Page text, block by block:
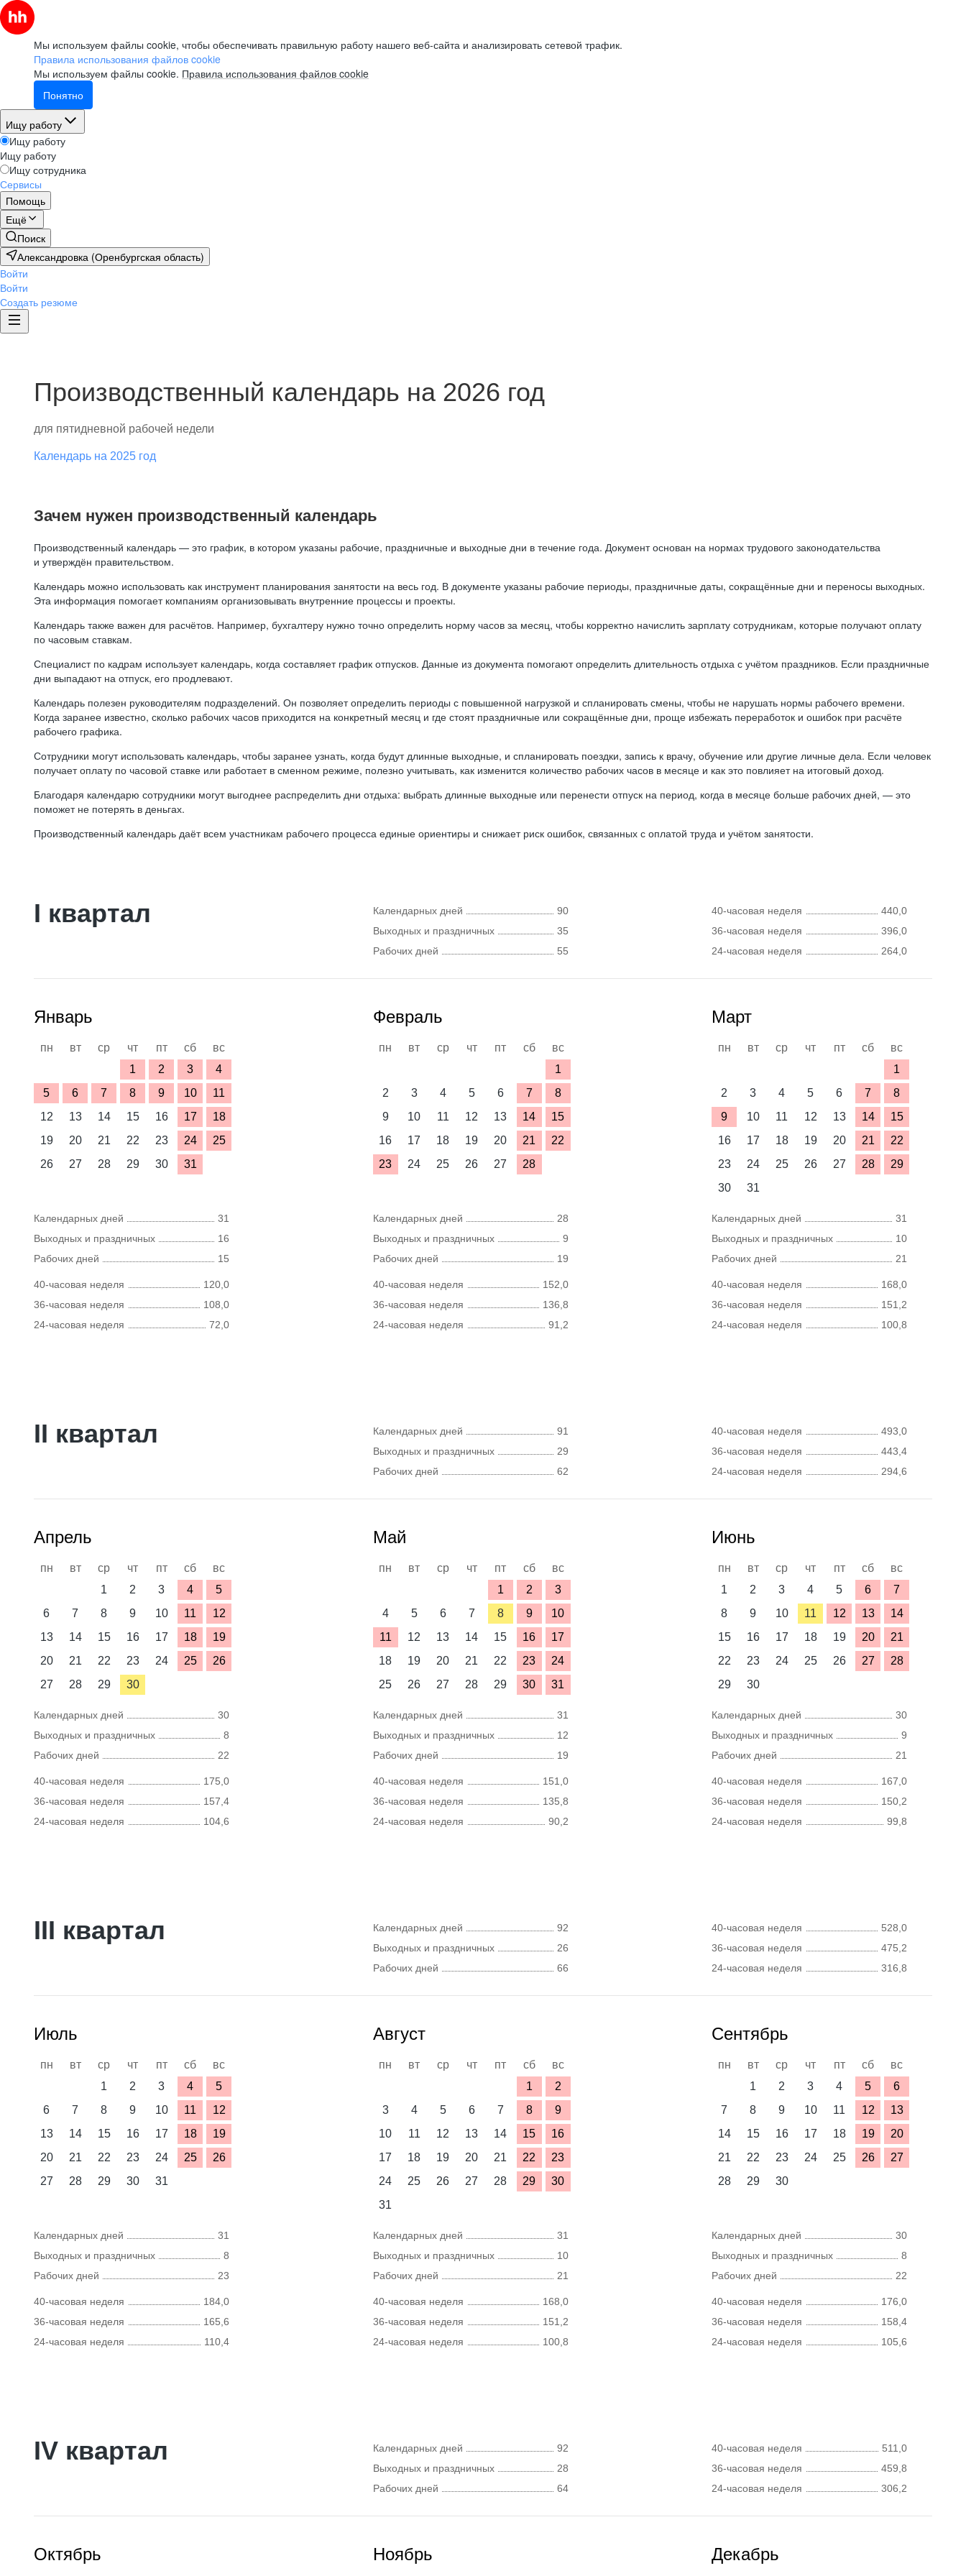
Мы используем файлы cookie, чтобы обеспечивать правильную работу нашего веб-сайта и анализировать сетевой трафик.
Правила использования файлов cookie
Мы используем файлы cookie. Правила использования файлов cookie
Понятно
Ищу работу
Ищу работу
Ищу работу
Ищу сотрудника
Сервисы
Помощь
Ещё
Поиск
Александровка (Оренбургская область)
Войти
Войти
Создать резюме
Производственный календарь на 2026 год
для пятидневной рабочей недели
Календарь на 2025 год
Зачем нужен производственный календарь
Производственный календарь — это график, в котором указаны рабочие, праздничные и выходные дни в течение года. Документ основан на нормах трудового законодательства
и утверждён правительством.
Календарь можно использовать как инструмент планирования занятости на весь год. В документе указаны рабочие периоды, праздничные даты, сокращённые дни и переносы выходных.
Эта информация помогает компаниям организовывать внутренние процессы и проекты.
Календарь также важен для расчётов. Например, бухгалтеру нужно точно определить норму часов за месяц, чтобы корректно начислить зарплату сотрудникам, которые получают оплату
по часовым ставкам.
Специалист по кадрам использует календарь, когда составляет график отпусков. Данные из документа помогают определить длительность отдыха с учётом праздников. Если праздничные
дни выпадают на отпуск, его продлевают.
Календарь полезен руководителям подразделений. Он позволяет определить периоды с повышенной нагрузкой и спланировать смены, чтобы не нарушать нормы рабочего времени.
Когда заранее известно, сколько рабочих часов приходится на конкретный месяц и где стоят праздничные или сокращённые дни, проще избежать переработок и ошибок при расчёте
рабочего графика.
Сотрудники могут использовать календарь, чтобы заранее узнать, когда будут длинные выходные, и спланировать поездки, запись к врачу, обучение или другие личные дела. Если человек
получает оплату по часовой ставке или работает в сменном режиме, полезно учитывать, как изменится количество рабочих часов в месяце и как это повлияет на итоговый доход.
Благодаря календарю сотрудники могут выгоднее распределить дни отдыха: выбрать длинные выходные или перенести отпуск на период, когда в месяце больше рабочих дней, — это
поможет не потерять в деньгах.
Производственный календарь даёт всем участникам рабочего процесса единые ориентиры и снижает риск ошибок, связанных с оплатой труда и учётом занятости.
I квартал Календарных дней
90
Выходных и праздничных
35
Рабочих дней
55
40-часовая неделя
440,0
36-часовая неделя
396,0
24-часовая неделя
264,0
Январь
пн вт ср чт пт сб
вс
1
2 3
4
5
6 7 8 9 10
11
12
13 14 15 16 17
18
19
20 21 22 23 24
25
26
27 28 29 30 31
Календарных дней
31
Выходных и праздничных
16
Рабочих дней
15
40-часовая неделя
120,0
36-часовая неделя
108,0
24-часовая неделя
72,0
Февраль
пн вт ср чт пт сб
вс
1
2
3 4 5 6 7
8
9
10 11 12 13 14
15
16
17 18 19 20 21
22
23
24 25 26 27 28
Календарных дней
28
Выходных и праздничных
9
Рабочих дней
19
40-часовая неделя
152,0
36-часовая неделя
136,8
24-часовая неделя
91,2
Март
пн вт ср чт пт сб
вс
1
2
3 4 5 6 7
8
9
10 11 12 13 14
15
16
17 18 19 20 21
22
23
24 25 26 27 28
29
30
31
Календарных дней
31
Выходных и праздничных
10
Рабочих дней
21
40-часовая неделя
168,0
36-часовая неделя
151,2
24-часовая неделя
100,8
II квартал Календарных дней
91
Выходных и праздничных
29
Рабочих дней
62
40-часовая неделя
493,0
36-часовая неделя
443,4
24-часовая неделя
294,6
Апрель
пн вт ср чт пт сб
вс
1
2 3 4
5
6
7 8 9 10 11
12
13
14 15 16 17 18
19
20
21 22 23 24 25
26
27
28 29 30
Календарных дней
30
Выходных и праздничных
8
Рабочих дней
22
40-часовая неделя
175,0
36-часовая неделя
157,4
24-часовая неделя
104,6
Май
пн вт ср чт пт сб
вс
1
2
3
4
5 6 7 8 9
10
11
12 13 14 15 16
17
18
19 20 21 22 23
24
25
26 27 28 29 30 31
Календарных дней
31
Выходных и праздничных
12
Рабочих дней
19
40-часовая неделя
151,0
36-часовая неделя
135,8
24-часовая неделя
90,2
Июнь
пн вт ср чт пт сб
вс
1
2 3 4 5 6
7
8
9 10 11 12 13
14
15
16 17 18 19 20
21
22
23 24 25 26 27
28
29
30
Календарных дней
30
Выходных и праздничных
9
Рабочих дней
21
40-часовая неделя
167,0
36-часовая неделя
150,2
24-часовая неделя
99,8
III квартал Календарных дней
92
Выходных и праздничных
26
Рабочих дней
66
40-часовая неделя
528,0
36-часовая неделя
475,2
24-часовая неделя
316,8
Июль
пн вт ср чт пт сб
вс
1
2 3 4
5
6
7 8 9 10 11
12
13
14 15 16 17 18
19
20
21 22 23 24 25
26
27
28 29 30 31
Календарных дней
31
Выходных и праздничных
8
Рабочих дней
23
40-часовая неделя
184,0
36-часовая неделя
165,6
24-часовая неделя
110,4
Август
пн вт ср чт пт сб
вс
1
2
3
4 5 6 7 8
9
10
11 12 13 14 15
16
17
18 19 20 21 22
23
24
25 26 27 28 29
30
31
Календарных дней
31
Выходных и праздничных
10
Рабочих дней
21
40-часовая неделя
168,0
36-часовая неделя
151,2
24-часовая неделя
100,8
Сентябрь
пн вт ср чт пт сб
вс
1
2 3 4 5
6
7
8 9 10 11 12
13
14
15 16 17 18 19
20
21
22 23 24 25 26
27
28
29 30
Календарных дней
30
Выходных и праздничных
8
Рабочих дней
22
40-часовая неделя
176,0
36-часовая неделя
158,4
24-часовая неделя
105,6
IV квартал Календарных дней
92
Выходных и праздничных
28
Рабочих дней
64
40-часовая неделя
511,0
36-часовая неделя
459,8
24-часовая неделя
306,2
Октябрь Ноябрь Декабрь